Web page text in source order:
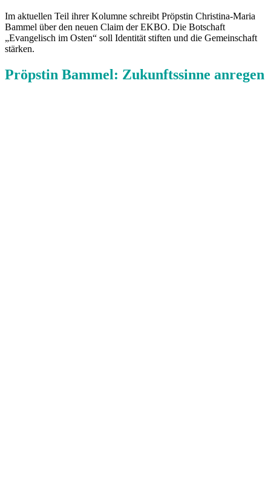
Im aktuellen Teil ihrer Kolumne schreibt Pröpstin Christina-Maria
Bammel über den neuen Claim der EKBO. Die Botschaft
„Evangelisch im Osten“ soll Identität stiften und die Gemeinschaft
stärken.
Pröpstin Bammel: Zukunftssinne anregen